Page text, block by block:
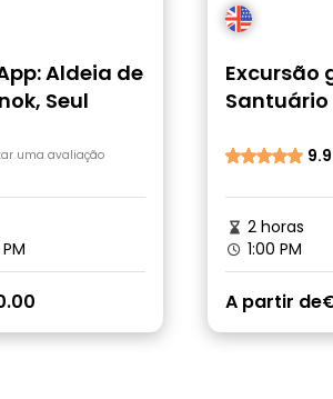
Aldeia de
Seul
uma avaliação
Excursão
UNESCO9.9
2 horas
1:00 PM
A partir de